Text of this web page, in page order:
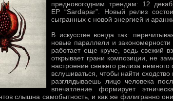
предновогодним трендам: 12
ЕР “Sardapar”. Новый релиз
сыгранных с новой энергией и
В искусстве всегда так:
новые параллели и
работает еще круче, ведь свежий
открывает грани композиции, не
настроение свежего релиза немного
вслушиваться, чтобы найти
разглядываешь лицо человека
впечатление формирует
слышна самобытность, и как же филигранно